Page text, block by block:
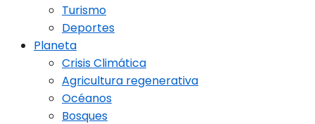
Turismo
Deportes
Planeta
Crisis Climática
Agricultura regenerativa
Océanos
Bosques